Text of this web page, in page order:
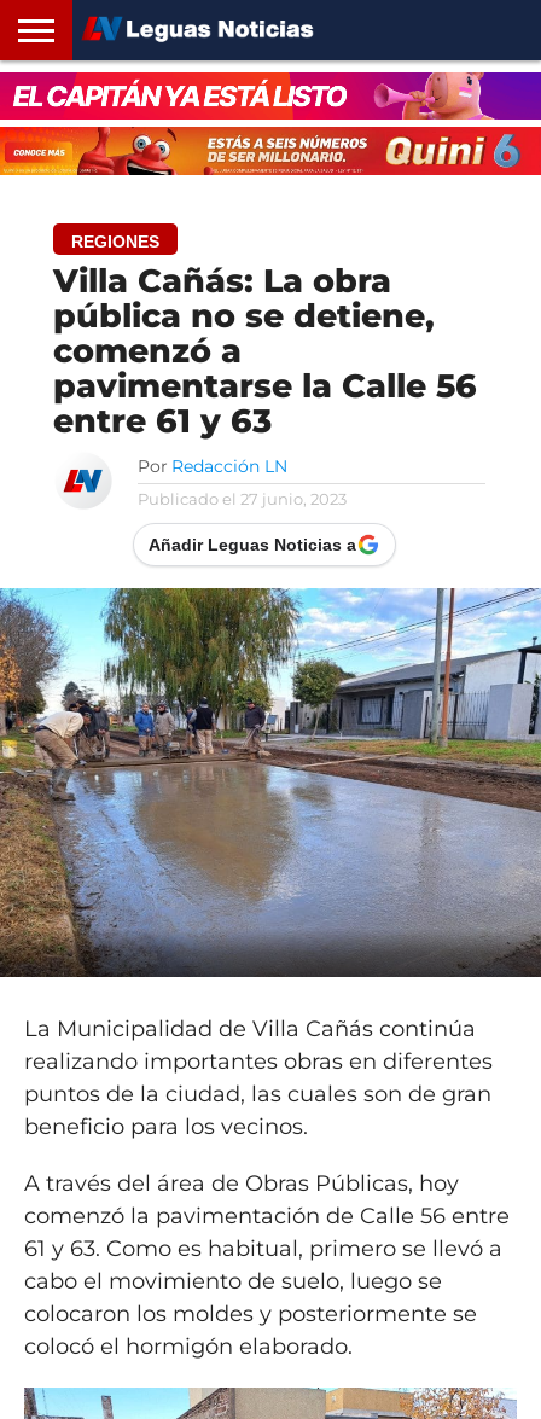
INICIO
SANTA
FE
ROSARIO24
REGIONES
ARGENTINA
OPINIÓN
CONTACTO
REGIONES
Villa Cañás: La obra
pública no se detiene,
comenzó a
pavimentarse la Calle 56
entre 61 y 63
Por Redacción LN
Publicado el 27 junio, 2023
Añadir Leguas Noticias a
La Municipalidad de Villa Cañás continúa
realizando importantes obras en diferentes
puntos de la ciudad, las cuales son de gran
beneficio para los vecinos.
A través del área de Obras Públicas, hoy
comenzó la pavimentación de Calle 56 entre
61 y 63. Como es habitual, primero se llevó a
cabo el movimiento de suelo, luego se
colocaron los moldes y posteriormente se
colocó el hormigón elaborado.